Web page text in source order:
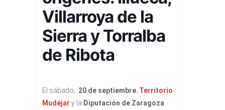
Villarroya de la
Sierra y Torralba
de Ribota
El sábado, 20 de septiembre Territorio
Mudéjar y la Diputación de Zaragoza